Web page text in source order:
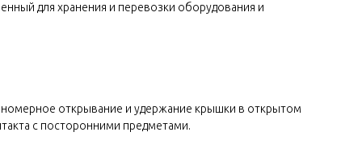
для хранения и перевозки оборудования и
открывание и удержание крышки в открытом
с посторонними предметами.